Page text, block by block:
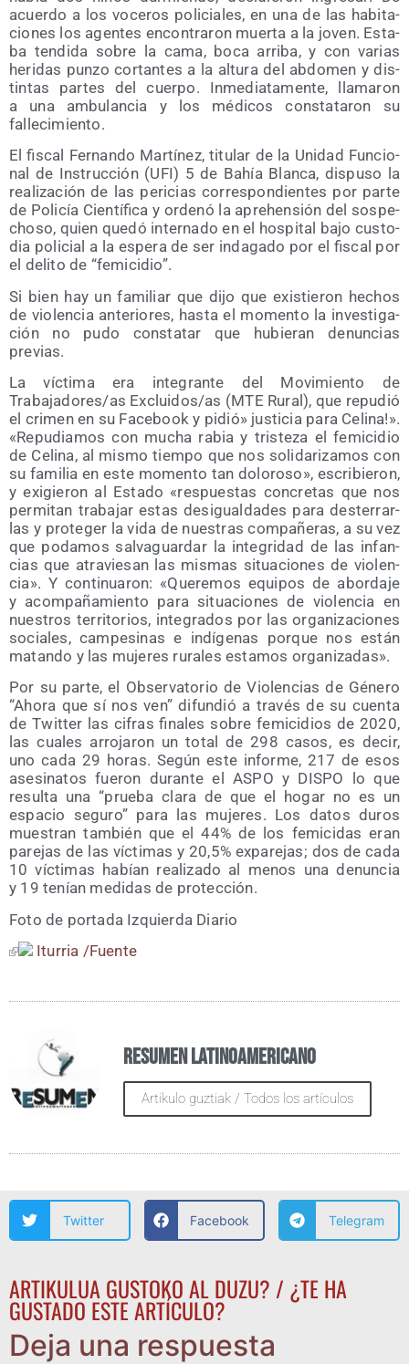
acuer­do a los voce­ros poli­cia­les, en una de las habi­ta­
cio­nes los agen­tes encon­tra­ron muer­ta a la joven. Esta­
ba ten­di­da sobre la cama, boca arri­ba, y con varias
heri­das pun­zo cor­tan­tes a la altu­ra del abdo­men y dis­
tin­tas par­tes del cuer­po. Inme­dia­ta­men­te, lla­ma­ron
a una ambu­lan­cia y los médi­cos cons­ta­ta­ron su
fallecimiento.
El fis­cal Fer­nan­do Mar­tí­nez, titu­lar de la Uni­dad Fun­cio­
nal de Ins­truc­ción (UFI) 5 de Bahía Blan­ca, dis­pu­so la
rea­li­za­ción de las peri­cias corres­pon­dien­tes por par­te
de Poli­cía Cien­tí­fi­ca y orde­nó la aprehen­sión del sos­pe­
cho­so, quien que­dó inter­na­do en el hos­pi­tal bajo cus­to­
dia poli­cial a la espe­ra de ser inda­ga­do por el fis­cal por
el deli­to de “femi­ci­dio”.
Si bien hay un fami­liar que dijo que exis­tie­ron hechos
de vio­len­cia ante­rio­res, has­ta el momen­to la inves­ti­ga­
ción no pudo cons­ta­tar que hubie­ran denun­cias
previas.
La víc­ti­ma era inte­gran­te del Movi­mien­to de
Trabajadores/​as Excluidos/​as (MTE Rural), que repu­dió
el cri­men en su Face­book y pidió» jus­ti­cia para Celi­na!».
«Repu­dia­mos con mucha rabia y tris­te­za el femi­ci­dio
de Celi­na, al mis­mo tiem­po que nos soli­da­ri­za­mos con
su fami­lia en este momen­to tan dolo­ro­so», escri­bie­ron,
y exi­gie­ron al Esta­do «res­pues­tas con­cre­tas que nos
per­mi­tan tra­ba­jar estas des­igual­da­des para des­te­rrar­
las y pro­te­ger la vida de nues­tras com­pa­ñe­ras, a su vez
que poda­mos sal­va­guar­dar la inte­gri­dad de las infan­
cias que atra­vie­san las mis­mas situa­cio­nes de vio­len­
cia». Y con­ti­nua­ron: «Que­re­mos equi­pos de abor­da­je
y acom­pa­ña­mien­to para situa­cio­nes de vio­len­cia en
nues­tros terri­to­rios, inte­gra­dos por las orga­ni­za­cio­nes
socia­les, cam­pe­si­nas e indí­ge­nas por­que nos están
matan­do y las muje­res rura­les esta­mos organizadas».
Por su par­te, el Obser­va­to­rio de Vio­len­cias de Géne­ro
“Aho­ra que sí nos ven” difun­dió a tra­vés de su cuen­ta
de Twit­ter las cifras fina­les sobre femi­ci­dios de 2020,
las cua­les arro­ja­ron un total de 298 casos, es decir,
uno cada 29 horas. Según este infor­me, 217 de esos
ase­si­na­tos fue­ron duran­te el ASPO y DISPO lo que
resul­ta una “prue­ba cla­ra de que el hogar no es un
espa­cio segu­ro” para las muje­res. Los datos duros
mues­tran tam­bién que el 44% de los femi­ci­das eran
pare­jas de las víc­ti­mas y 20,5% expa­re­jas; dos de cada
10 víc­ti­mas habían rea­li­za­do al menos una denun­cia
y 19 tenían medi­das de protección.
Foto de por­ta­da Izquier­da Diario
Itu­rria /​Fuen­te
Resumen Latinoamericano
Artikulo guztiak / Todos los artículos
Twitter Facebook Telegram
ARTIKULUA GUSTOKO AL DUZU? / ¿TE HA
GUSTADO ESTE ARTÍCULO?
Deja una respuesta